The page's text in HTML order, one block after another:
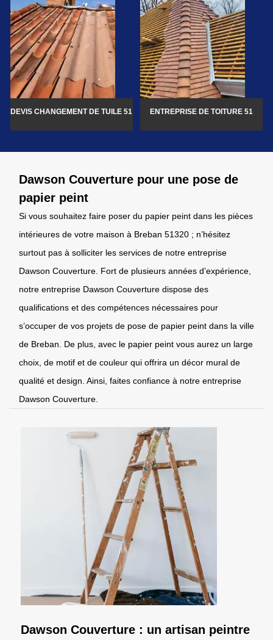
DEVIS CHANGEMENT DE TUILE 51 ENTREPRISE DE TOITURE 51
Dawson Couverture pour une pose de
papier peint
Si vous souhaitez faire poser du papier peint dans les pièces
intérieures de votre maison à Breban 51320 ; n’hésitez
surtout pas à solliciter les services de notre entreprise
Dawson Couverture. Fort de plusieurs années d’expérience,
notre entreprise Dawson Couverture dispose des
qualifications et des compétences nécessaires pour
s’occuper de vos projets de pose de papier peint dans la ville
de Breban. De plus, avec le papier peint vous aurez un large
choix, de motif et de couleur qui offrira un décor mural de
qualité et design. Ainsi, faites confiance à notre entreprise
Dawson Couverture.
Dawson Couverture : un artisan peintre